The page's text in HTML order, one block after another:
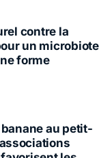
contre la
un microbiote
forme
au petit-